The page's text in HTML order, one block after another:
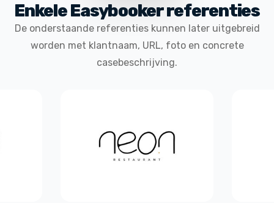
Enkele Easybooker referenties
De onderstaande referenties kunnen later uitgebreid
worden met klantnaam, URL, foto en concrete
casebeschrijving.